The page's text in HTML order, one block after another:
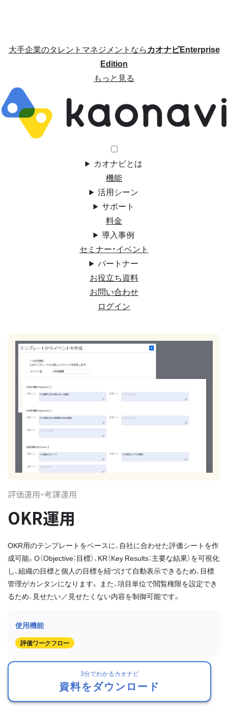
大手企業のタレントマネジメントならカオナビEnterprise
Edition
もっと見る
カオナビとは
機能
活用シーン
サポート
料金
導入事例
セミナー・イベント
パートナー
お役立ち資料
お問い合わせ
ログイン
評価運用・考課運用
OKR運用
OKR用のテンプレートをベースに、自社に合わせた評価シートを作
成可能。O（Objective：目標）、KR（Key Results：主要な結果）を可視化
し、組織の目標と個人の目標を紐づけて自動表示できるため、目標
管理がカンタンになります。 また、項目単位で閲覧権限を設定でき
るため、見せたい／見せたくない内容を制御可能です。
評価ワークフロー
3分でわかるカオナビ
資料をダウンロード